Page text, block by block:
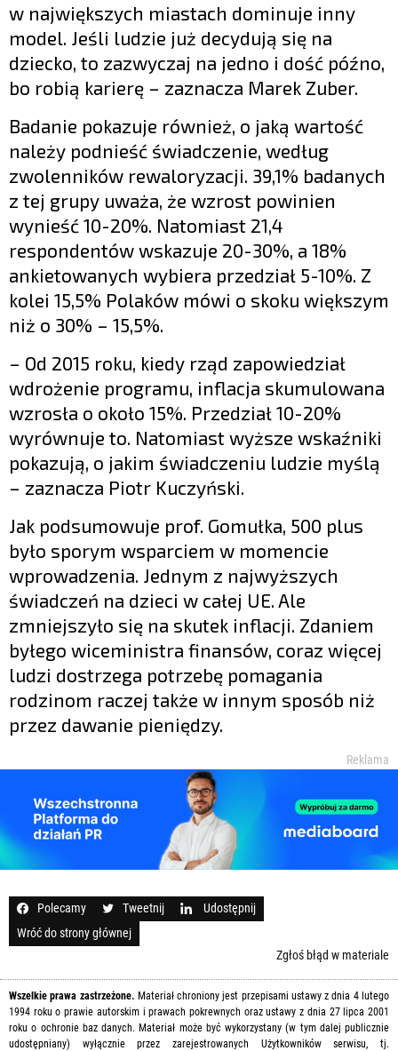
w największych miastach dominuje inny
model. Jeśli ludzie już decydują się na
dziecko, to zazwyczaj na jedno i dość późno,
bo robią karierę – zaznacza Marek Zuber.
Badanie pokazuje również, o jaką wartość
należy podnieść świadczenie, według
zwolenników rewaloryzacji. 39,1% badanych
z tej grupy uważa, że wzrost powinien
wynieść 10-20%. Natomiast 21,4
respondentów wskazuje 20-30%, a 18%
ankietowanych wybiera przedział 5-10%. Z
kolei 15,5% Polaków mówi o skoku większym
niż o 30% – 15,5%.
– Od 2015 roku, kiedy rząd zapowiedział
wdrożenie programu, inflacja skumulowana
wzrosła o około 15%. Przedział 10-20%
wyrównuje to. Natomiast wyższe wskaźniki
pokazują, o jakim świadczeniu ludzie myślą
– zaznacza Piotr Kuczyński.
Jak podsumowuje prof. Gomułka, 500 plus
było sporym wsparciem w momencie
wprowadzenia. Jednym z najwyższych
świadczeń na dzieci w całej UE. Ale
zmniejszyło się na skutek inflacji. Zdaniem
byłego wiceministra finansów, coraz więcej
ludzi dostrzega potrzebę pomagania
rodzinom raczej także w innym sposób niż
przez dawanie pieniędzy.
Reklama
Polecamy Tweetnij
Udostępnij
Wróć do strony głównej
Zgłoś błąd w materiale
Wszelkie prawa zastrzeżone. Materiał chroniony jest przepisami ustawy z dnia 4 lutego
1994 roku o prawie autorskim i prawach pokrewnych oraz ustawy z dnia 27 lipca 2001
roku o ochronie baz danych. Materiał może być wykorzystany (w tym dalej publicznie
udostępniany) wyłącznie przez zarejestrowanych Użytkowników serwisu, tj.